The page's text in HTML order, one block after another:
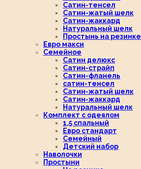
Сатин-тенсел
Сатин-жатый шелк
Сатин-жаккард
Натуральный шелк
Простынь на резинке
Евро макси
Семейное
Сатин делюкс
Сатин-страйп
Сатин-фланель
сатин-тенсел
Сатин-жатый шелк
Сатин-жаккард
Натуральный шелк
Комплект с одеялом
1,5 спальный
Евро стандарт
Семейный
Детский набор
Наволочки
Простыни